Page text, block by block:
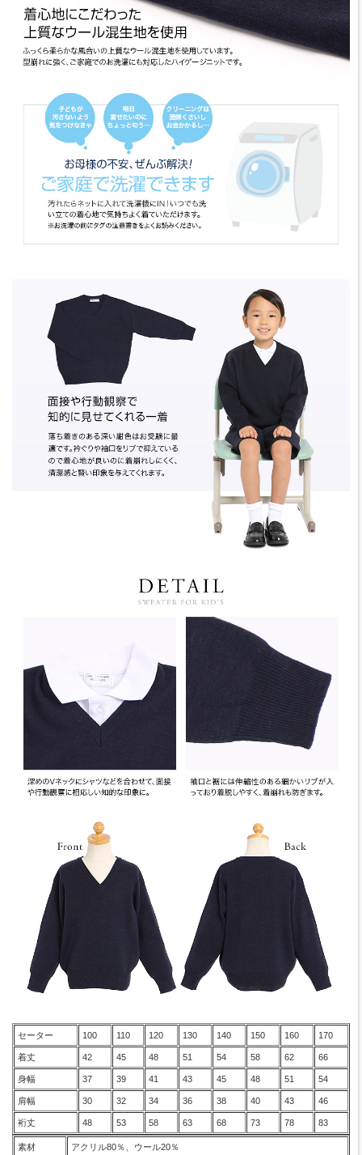
セーター 100 110 120 130 140 150 160 170
着丈 42 45 48 51 54 58 62 66
身幅 37 39 41 43 45 48 51 54
肩幅 30 32 34 36 38 40 43 46
裄丈 48 53 58 63 68 73 78 83
素材 アクリル80％、ウール20％